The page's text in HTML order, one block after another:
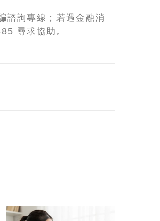
諮詢專線；若遇金融消
尋求協助。